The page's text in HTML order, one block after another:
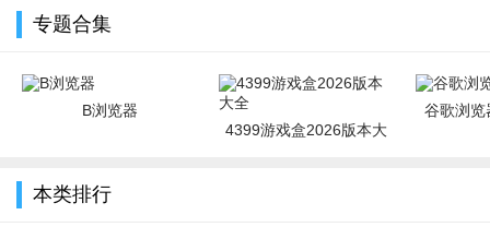
专题合集
B浏览器
4399游戏盒2026版本大
谷歌浏览
本类排行